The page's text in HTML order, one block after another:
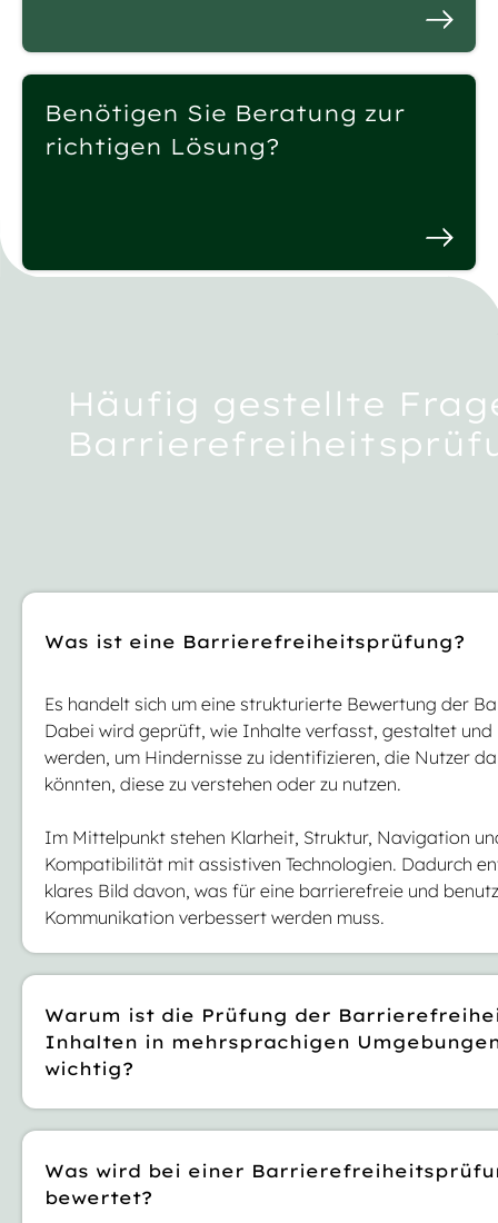
Benötigen Sie Beratung zur
richtigen Lösung?
Häufig gestellte
Was ist eine Barrierefreiheitsprüfung?
Es handelt sich um eine strukturierte Bewertung der
Dabei wird geprüft, wie Inhalte verfasst, gestaltet
werden, um Hindernisse zu identifizieren, die Nutzer
könnten, diese zu verstehen oder zu nutzen.
Im Mittelpunkt stehen Klarheit, Struktur, Navigation
Kompatibilität mit assistiven Technologien. Dadurch
klares Bild davon, was für eine barrierefreie und
Kommunikation verbessert werden muss.
Warum ist die Prüfung der
Inhalten in mehrsprachigen
wichtig?
diese in den einzelnen Übersetzungen wiederholt oder
verstärkt auftreten. Dies birgt Risiken und kann zu
Was wird bei einer
bewertet?